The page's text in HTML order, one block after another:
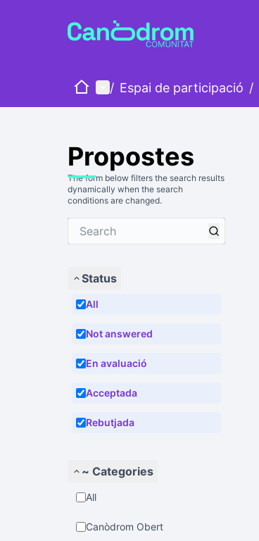
HomeMain menu
/ Espai de participació /
Propostes
The form below filters the search results
dynamically when the search
conditions are changed.
Status
All
Not answered
En avaluació
Acceptada
Rebutjada
~ Categories
All
Canòdrom Obert